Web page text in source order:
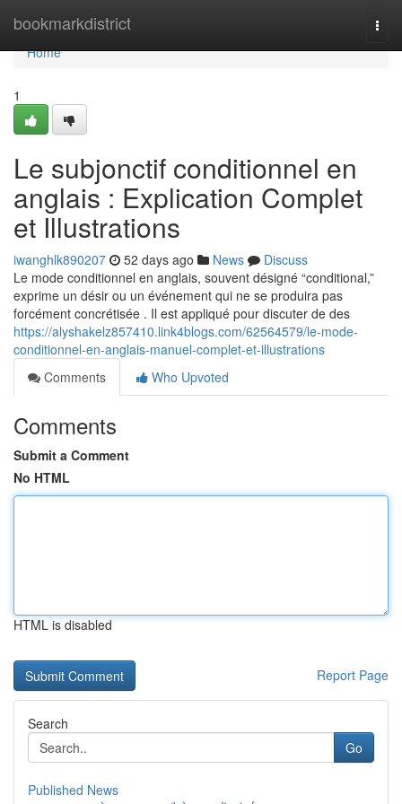
bookmarkdistrict
Home
Home
1
Le subjonctif conditionnel en
anglais : Explication Complet
et Illustrations
iwanghlk890207 52 days ago News
Discuss
Le mode conditionnel en anglais, souvent désigné “conditional,”
exprime un désir ou un événement qui ne se produira pas
forcément concrétisée . Il est appliqué pour discuter de des
https://alyshakelz857410.link4blogs.com/62564579/le-mode-
conditionnel-en-anglais-manuel-complet-et-illustrations
Comments
Who Upvoted
Comments
Submit a Comment
No HTML
HTML is disabled
Report Page
Search
Go
Published News